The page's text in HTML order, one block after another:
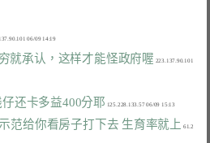
就承认，这样才能怪政府喔 223.137.90.101
仔还卡多益400分耶 125.228.133.57 06/09 15:13
范给你看房子打下去 生育率就上 61.2